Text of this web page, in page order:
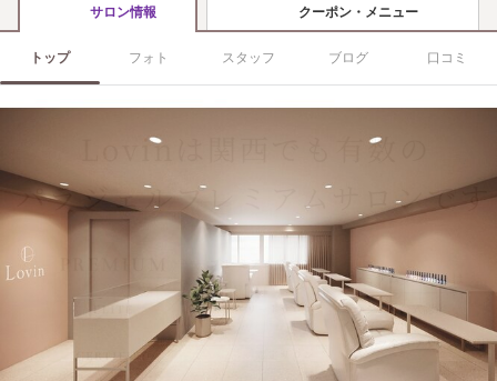
サロン情報 クーポン・メニュー
トップ フォト スタッフ ブログ 口コミ